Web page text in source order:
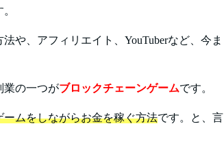
や、アフィリエイト、YouTuberなど、今ま
業の一つがブロックチェーンゲームです。
ームをしながらお金を稼ぐ方法です。と、言